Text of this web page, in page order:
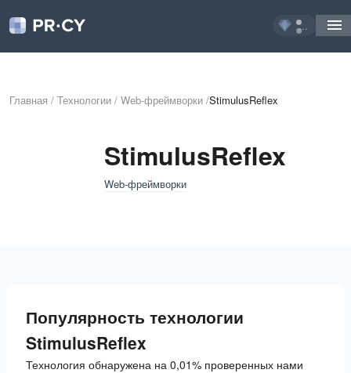
...
Главная / Технологии / Web-фреймворки /StimulusReflex
StimulusReflex
Web-фреймворки
Популярность технологии
StimulusReflex
Технология обнаружена на 0,01% проверенных нами